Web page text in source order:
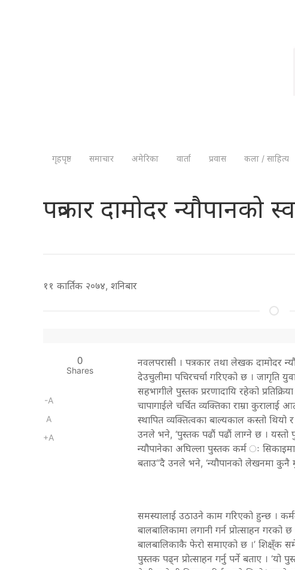
गृहपृष्ठ समाचार अमेरिका वार्ता प्रवास कला / साहित्य
पत्रकार दामोदर न्यौपानको
११ कार्तिक २०७४, शनिबार
0
Shares
-A
A
+A
नवलपरासी । पत्रकार तथा लेखक दामोदर
देउचुलीमा पचिरचर्चा गरिएको छ । जागृति
सहभागीले पुस्तक प्ररणादायि रहेको
चापागाईले चर्चित व्यक्तिका राम्रा कुरालाई
स्थापित व्यक्तित्वका बाल्यकाल कस्तो थियो
उनले भने, ‘पुस्तक पढौं पढौं लाग्ने छ ।
न्यौपानेका अघिल्ला पुस्तक कर्म ः
बताउ“दै उनले भने, ‘न्यौपानको लेखनमा कुनै
समस्यालाई उठाउने काम गरिएको हुन्छ ।
बालबालिकामा लगानी गर्न प्रोत्साहन
बालबालिकाकै फेरो समाएको छ ।’ शिक्ष्ँक
पुस्तक पढ्न प्रोत्साहन गर्नु पर्ने बताए ।